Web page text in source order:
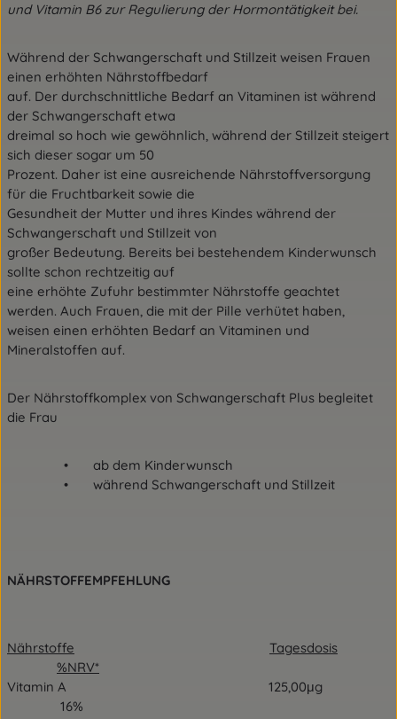
und Vitamin B6 zur Regulierung der Hormontätigkeit bei.
Während der Schwangerschaft und Stillzeit weisen Frauen
einen erhöhten Nährstoffbedarf
auf. Der durchschnittliche Bedarf an Vitaminen ist während
der Schwangerschaft etwa
dreimal so hoch wie gewöhnlich, während der Stillzeit steigert
sich dieser sogar um 50
Prozent. Daher ist eine ausreichende Nährstoffversorgung
für die Fruchtbarkeit sowie die
Gesundheit der Mutter und ihres Kindes während der
Schwangerschaft und Stillzeit von
großer Bedeutung. Bereits bei bestehendem Kinderwunsch
sollte schon rechtzeitig auf
eine erhöhte Zufuhr bestimmter Nährstoffe geachtet
werden. Auch Frauen, die mit der Pille verhütet haben,
weisen einen erhöhten Bedarf an Vitaminen und
Mineralstoffen auf.
Der Nährstoffkomplex von Schwangerschaft Plus begleitet
die Frau
• ab dem Kinderwunsch
• während Schwangerschaft und Stillzeit
NÄHRSTOFFEMPFEHLUNG
Nährstoffe
Tagesdosis
%NRV*
Vitamin A 125,00μg
16%